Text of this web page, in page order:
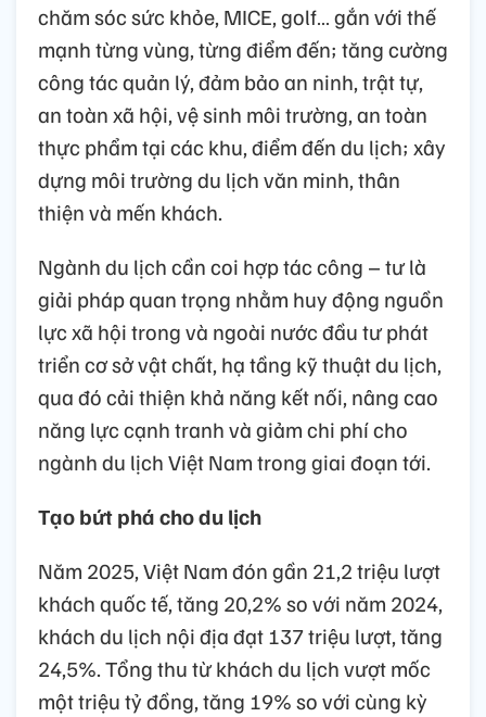
chăm sóc sức khỏe, MICE, golf… gắn với thế
mạnh từng vùng, từng điểm đến; tăng cường
công tác quản lý, đảm bảo an ninh, trật tự,
an toàn xã hội, vệ sinh môi trường, an toàn
thực phẩm tại các khu, điểm đến du lịch; xây
dựng môi trường du lịch văn minh, thân
thiện và mến khách.
Ngành du lịch cần coi hợp tác công – tư là
giải pháp quan trọng nhằm huy động nguồn
lực xã hội trong và ngoài nước đầu tư phát
triển cơ sở vật chất, hạ tầng kỹ thuật du lịch,
qua đó cải thiện khả năng kết nối, nâng cao
năng lực cạnh tranh và giảm chi phí cho
ngành du lịch Việt Nam trong giai đoạn tới.
Tạo bứt phá cho du lịch
Năm 2025, Việt Nam đón gần 21,2 triệu lượt
khách quốc tế, tăng 20,2% so với năm 2024,
khách du lịch nội địa đạt 137 triệu lượt, tăng
24,5%. Tổng thu từ khách du lịch vượt mốc
một triệu tỷ đồng, tăng 19% so với cùng kỳ